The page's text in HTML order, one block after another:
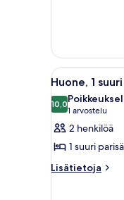
parisänky,
Avaa
kaikki
Huone,
1
suuri
parisänky,
4
Huone, 1
10,010,0 kautta 10
1 arvostelu
(1
arvostelu)
2 henkilöä
1 suuri
Lisätietoja
Lisätietoja